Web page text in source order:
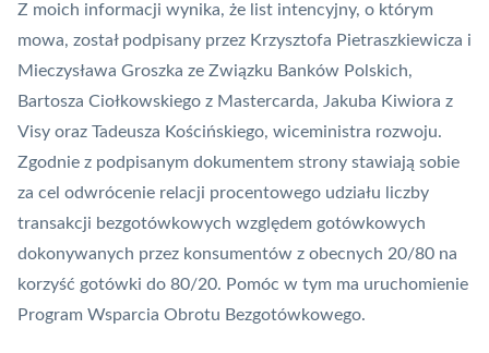
Z moich informacji wynika, że list intencyjny, o którym
mowa, został podpisany przez Krzysztofa Pietraszkiewicza i
Mieczysława Groszka ze Związku Banków Polskich,
Bartosza Ciołkowskiego z Mastercarda, Jakuba Kiwiora z
Visy oraz Tadeusza Kościńskiego, wiceministra rozwoju.
Zgodnie z podpisanym dokumentem strony stawiają sobie
za cel odwrócenie relacji procentowego udziału liczby
transakcji bezgotówkowych względem gotówkowych
dokonywanych przez konsumentów z obecnych 20/80 na
korzyść gotówki do 80/20. Pomóc w tym ma uruchomienie
Program Wsparcia Obrotu Bezgotówkowego.